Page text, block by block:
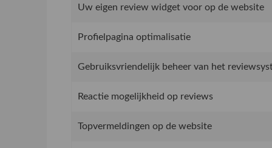
Uw eigen review widget voor op de website
Profielpagina optimalisatie
Gebruiksvriendelijk beheer van het
Reactie mogelijkheid op reviews
Topvermeldingen op de website